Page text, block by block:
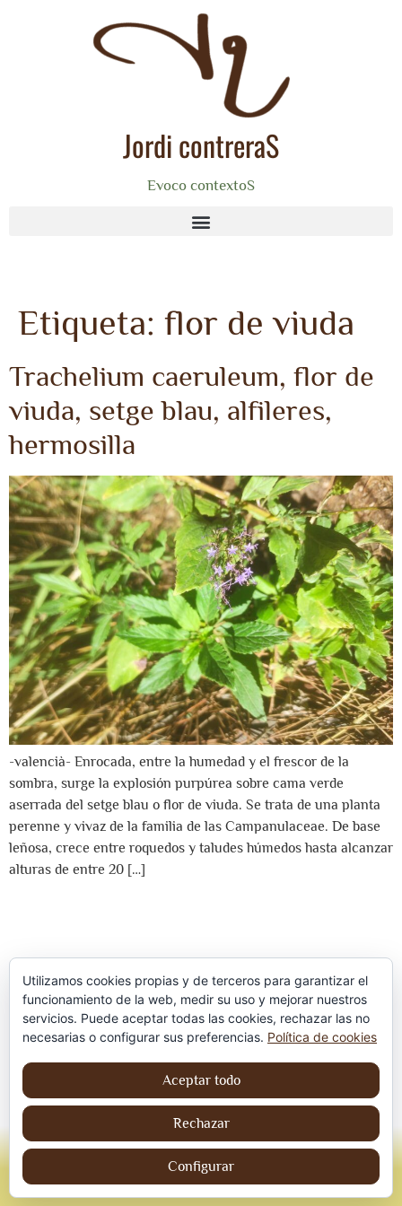
Jordi contreraS
Evoco contextoS
Etiqueta: flor de viuda
Trachelium caeruleum, flor de
viuda, setge blau, alfileres,
hermosilla
-valencià- Enrocada, entre la humedad y el frescor de la
sombra, surge la explosión purpúrea sobre cama verde
aserrada del setge blau o flor de viuda. Se trata de una planta
perenne y vivaz de la familia de las Campanulaceae. De base
leñosa, crece entre roquedos y taludes húmedos hasta alcanzar
alturas de entre 20 […]
Política de privacidad
Aviso Legal
Política de cookies
© Jordi contreraS – Todos los derechos
reservados
Utilizamos cookies propias y de terceros para garantizar el
funcionamiento de la web, medir su uso y mejorar nuestros
servicios. Puede aceptar todas las cookies, rechazar las no
necesarias o configurar sus preferencias. Política de cookies
Aceptar todo
Rechazar
Configurar